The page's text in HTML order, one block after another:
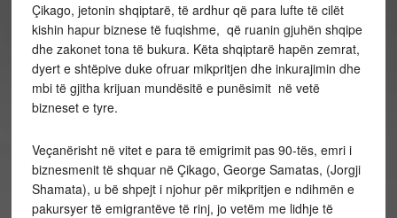
Çikago, jetonin shqiptarë, të ardhur që para lufte të cilët
kishin hapur biznese të fuqishme, që ruanin gjuhën shqipe
dhe zakonet tona të bukura. Këta shqiptarë hapën zemrat,
dyert e shtëpive duke ofruar mikpritjen dhe inkurajimin dhe
mbi të gjitha krijuan mundësitë e punësimit në vetë
bizneset e tyre.
Veçanërisht në vitet e para të emigrimit pas 90-tës, emri i
biznesmenit të shquar në Çikago, George Samatas, (Jorgji
Shamata), u bë shpejt i njohur për mikpritjen e ndihmën e
pakursyer të emigrantëve të rinj, jo vetëm me lidhje të